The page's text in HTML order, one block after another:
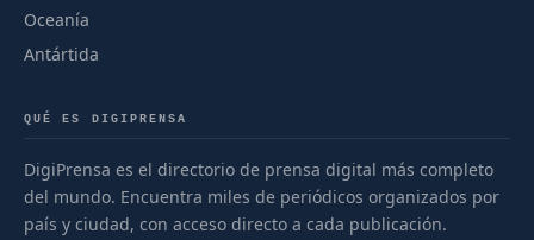
Oceanía
Antártida
QUÉ ES DIGIPRENSA
DigiPrensa es el directorio de prensa digital más completo
del mundo. Encuentra miles de periódicos organizados por
país y ciudad, con acceso directo a cada publicación.